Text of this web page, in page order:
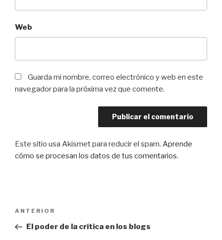
Web
Guarda mi nombre, correo electrónico y web en este
navegador para la próxima vez que comente.
Este sitio usa Akismet para reducir el spam. Aprende
cómo se procesan los datos de tus comentarios.
entradas
Entrada
anterior:
ANTERIOR
El poder de la crítica en los blogs